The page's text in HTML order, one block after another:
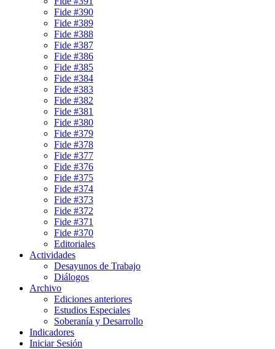
Fide #390
Fide #389
Fide #388
Fide #387
Fide #386
Fide #385
Fide #384
Fide #383
Fide #382
Fide #381
Fide #380
Fide #379
Fide #378
Fide #377
Fide #376
Fide #375
Fide #374
Fide #373
Fide #372
Fide #371
Fide #370
Editoriales
Actividades
Desayunos de Trabajo
Diálogos
Archivo
Ediciones anteriores
Estudios Especiales
Soberanía y Desarrollo
Indicadores
Iniciar Sesión